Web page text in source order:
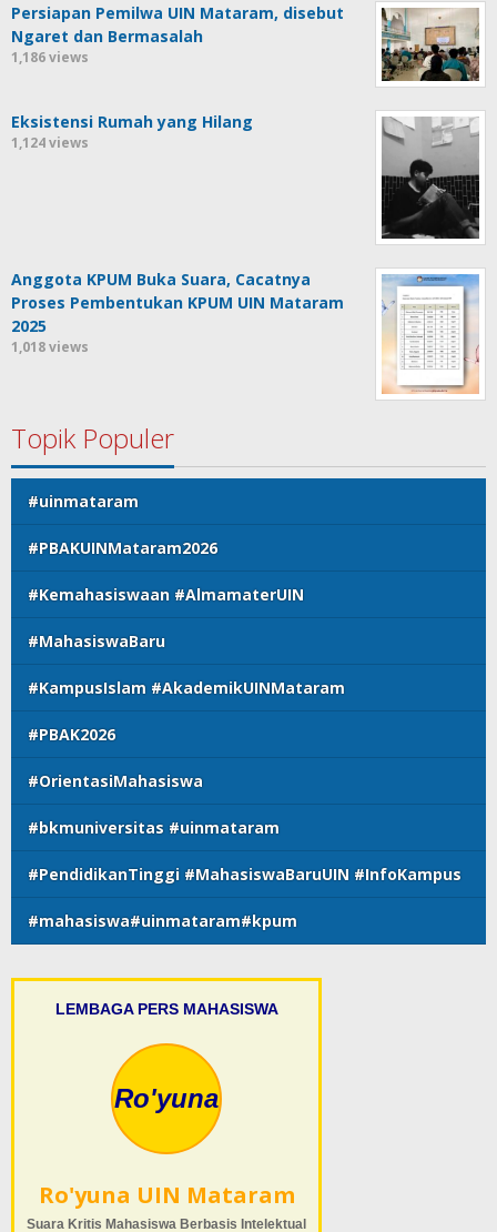
Persiapan Pemilwa UIN Mataram, disebut
Ngaret dan Bermasalah
1,186 views
Eksistensi Rumah yang Hilang
1,124 views
Anggota KPUM Buka Suara, Cacatnya
Proses Pembentukan KPUM UIN Mataram
2025
1,018 views
Topik Populer
#uinmataram
#PBAKUINMataram2026
#Kemahasiswaan #AlmamaterUIN
#MahasiswaBaru
#KampusIslam #AkademikUINMataram
#PBAK2026
#OrientasiMahasiswa
#bkmuniversitas #uinmataram
#PendidikanTinggi #MahasiswaBaruUIN #InfoKampus
#mahasiswa#uinmataram#kpum
LEMBAGA PERS MAHASISWA
Ro'yuna
Ro'yuna UIN Mataram
Suara Kritis Mahasiswa Berbasis Intelektual